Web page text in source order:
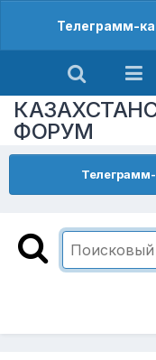
Телеграмм-
ФОРУМ